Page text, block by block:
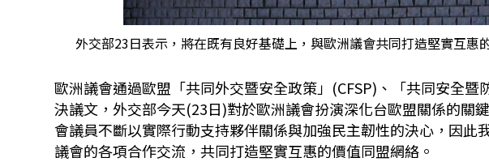
外交部23日表示，將在既有良好基礎上，與歐洲議會共同打造堅實互惠
歐洲議會通過歐盟「共同外交暨安全政策」(CFSP)、「共同安全暨
決議文，外交部今天(23日)對於歐洲議會扮演深化台歐盟關係的關
會議員不斷以實際行動支持夥伴關係與加強民主韌性的決心，因此
議會的各項合作交流，共同打造堅實互惠的價值同盟網絡。